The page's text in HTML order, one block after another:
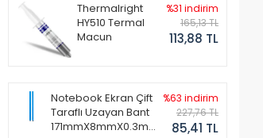
Thermalright
HY510 Termal
Macun
%31 indirim
165,13 TL
113,88 TL
Notebook Ekran Çift
Taraflı Uzayan Bant
171mmX8mmX0.3mm
%63 indirim
227,76 TL
85,41 TL